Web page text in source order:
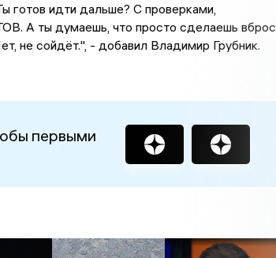
готов идти дальше? С проверками,
А ты думаешь, что просто сделаешь вброс
не сойдёт.", - добавил Владимир Грубник.
первыми